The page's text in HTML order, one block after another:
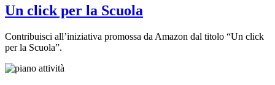
Un click per la Scuola
Contribuisci all’iniziativa promossa da Amazon dal titolo “Un click
per la Scuola”.